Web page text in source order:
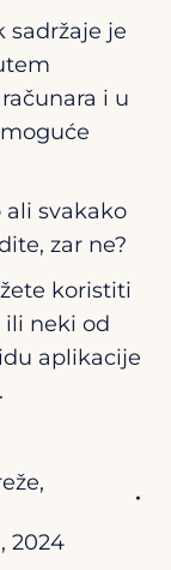
sadržaje je
i u
ali svakako
zar ne?
koristiti
ili neki od
aplikacije
.
,
2024